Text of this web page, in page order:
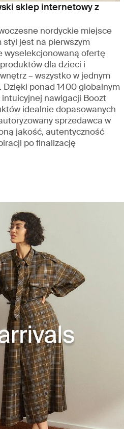
sklep internetowy z
nordyckie miejsce
styl jest na pierwszym
wyselekcjonowaną ofertę
dla dzieci i
– wszystko w jednym
ponad 1400 globalnym
nawigacji Boozt
idealnie dopasowanych
sprzedawca w
jakość, autentyczność
po finalizację
– odkryj najważniejsze